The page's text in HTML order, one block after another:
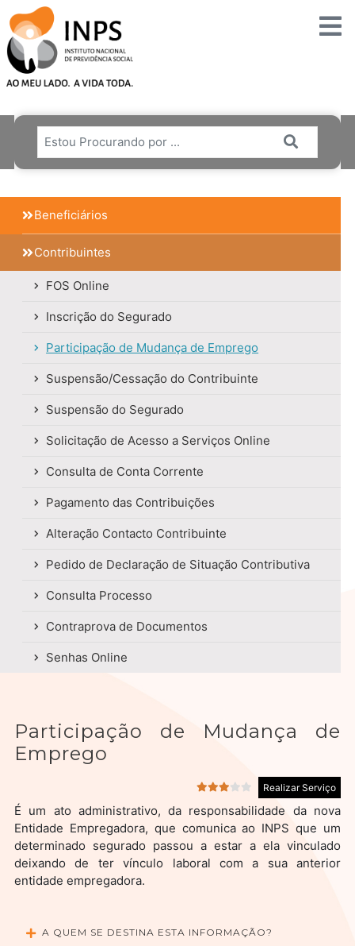
to
content
Beneficiários
Contribuintes
FOS Online
Inscrição do Segurado
Participação de Mudança de Emprego
Suspensão/Cessação do Contribuinte
Suspensão do Segurado
Solicitação de Acesso a Serviços Online
Consulta de Conta Corrente
Pagamento das Contribuições
Alteração Contacto Contribuinte
Pedido de Declaração de Situação Contributiva
Consulta Processo
Contraprova de Documentos
Senhas Online
Participação de Mudança de
Emprego
Realizar Serviço
É um ato administrativo, da responsabilidade da nova
Entidade Empregadora, que comunica ao INPS que um
determinado segurado passou a estar a ela vinculado
deixando de ter vínculo laboral com a sua anterior
entidade empregadora.
A QUEM SE DESTINA ESTA INFORMAÇÃO?